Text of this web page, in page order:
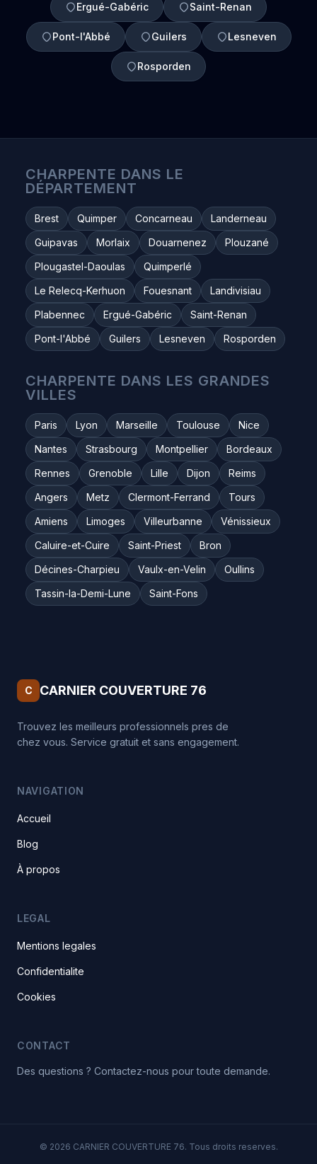
Ergué-Gabéric Saint-Renan
Pont-l'Abbé Guilers Lesneven
Rosporden
CHARPENTE DANS LE
DÉPARTEMENT
Brest Quimper Concarneau
Landerneau
Guipavas
Morlaix Douarnenez
Plouzané
Plougastel-Daoulas
Quimperlé
Le Relecq-Kerhuon
Fouesnant
Landivisiau
Plabennec
Ergué-Gabéric
Saint-Renan
Pont-l'Abbé
Guilers Lesneven Rosporden
CHARPENTE DANS LES GRANDES
VILLES
Paris Lyon Marseille Toulouse
Nice
Nantes
Strasbourg Montpellier
Bordeaux
Rennes
Grenoble Lille Dijon
Reims
Angers
Metz Clermont-Ferrand
Tours
Amiens
Limoges Villeurbanne
Vénissieux
Caluire-et-Cuire
Saint-Priest
Bron
Décines-Charpieu
Vaulx-en-Velin
Oullins
Tassin-la-Demi-Lune
Saint-Fons
C CARNIER COUVERTURE 76
Trouvez les meilleurs professionnels pres de
chez vous. Service gratuit et sans engagement.
NAVIGATION
Accueil
Blog
À propos
LEGAL
Mentions legales
Confidentialite
Cookies
CONTACT
Des questions ? Contactez-nous pour toute demande.
© 2026 CARNIER COUVERTURE 76. Tous droits reserves.